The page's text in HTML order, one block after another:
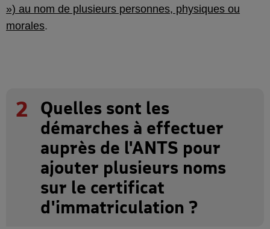
») au nom de plusieurs personnes, physiques ou
morales.
2
Quelles sont les
démarches à effectuer
auprès de l'ANTS pour
ajouter plusieurs noms
sur le certificat
d'immatriculation ?